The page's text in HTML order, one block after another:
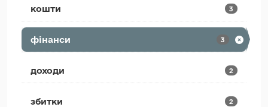
кошти 3
фінанси 3
доходи 2
збитки 2